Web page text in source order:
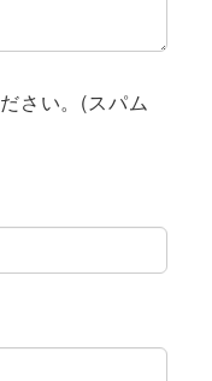
さい。(スパム